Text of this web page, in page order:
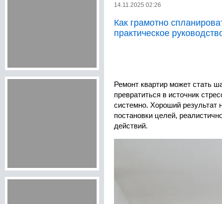
14.11.2025 02:26
Как грамотно
практическое
Ремонт квартир может стать
превратиться в источник
системно. Хороший результат
постановки целей,
действий.